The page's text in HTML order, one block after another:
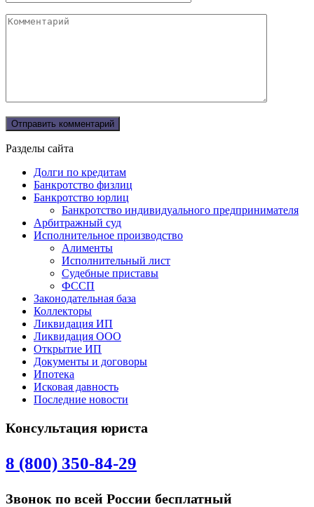
Комментарий
Разделы сайта
Долги по кредитам
Банкротство физлиц
Банкротство юрлиц
Банкротство индивидуального предпринимателя
Арбитражный суд
Исполнительное производство
Алименты
Исполнительный лист
Судебные приставы
ФССП
Законодательная база
Коллекторы
Ликвидация ИП
Ликвидация ООО
Открытие ИП
Документы и договоры
Ипотека
Исковая давность
Последние новости
Консультация юриста
8 (800) 350-84-29
Звонок по всей России бесплатный